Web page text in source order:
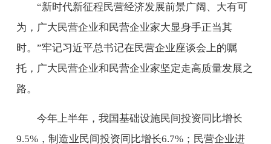
“新时代新征程民营经济发展前景广阔、大有可
为，广大民营企业和民营企业家大显身手正当其
时。”牢记习近平总书记在民营企业座谈会上的嘱
托，广大民营企业和民营企业家坚定走高质量发展之
路。
今年上半年，我国基础设施民间投资同比增长
9.5%，制造业民间投资同比增长6.7%；民营企业进